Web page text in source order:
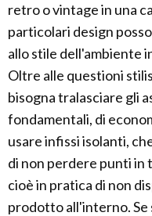
retro o vintage in una
particolari design
allo stile dell'ambiente
Oltre alle questioni
bisogna tralasciare gli
fondamentali, di
usare infissi isolanti,
di non perdere punti in
cioè in pratica di non
prodotto all'interno. Se